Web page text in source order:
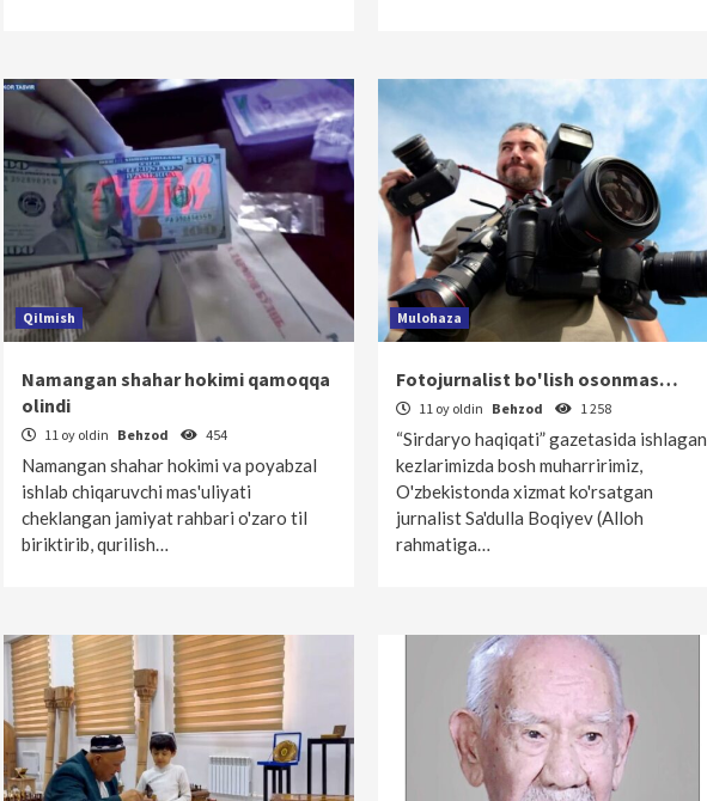
Qilmish
Namangan shahar hokimi qamoqqa
olindi
11 oy oldin Behzod 454
Namangan shahar hokimi va poyabzal
ishlab chiqaruvchi mas'uliyati
cheklangan jamiyat rahbari o'zaro til
biriktirib, qurilish…
Mulohaza
Fotojurnalist bo'lish osonmas…
11 oy oldin Behzod 1 258
“Sirdaryo haqiqati” gazetasida ishlagan
kezlarimizda bosh muharririmiz,
O'zbekistonda xizmat ko'rsatgan
jurnalist Sa'dulla Boqiyev (Alloh
rahmatiga…